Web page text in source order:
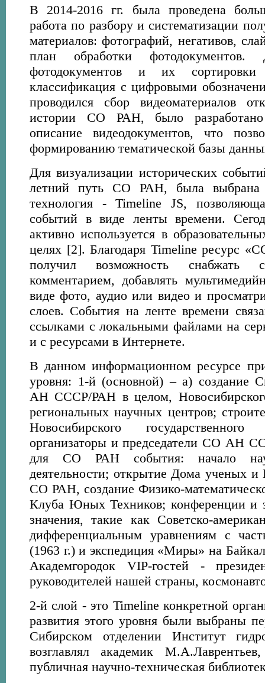
В 2014-2016 гг. была проведена
работа по разбору и систематизации
материалов: фотографий, негативов,
план обработки фотодокументов.
фотодокументов и их сортировки
классификация с цифровыми
проводился сбор видеоматериалов
истории СО РАН, было разработано
описание видеодокументов, что
формированию тематической базы
Для визуализации исторических
летний путь СО РАН, была выбрана
технология - Timeline JS,
событий в виде ленты времени.
активно используется в
целях [2]. Благодаря Timeline ресурс
получил возможность снабжать
комментарием, добавлять
виде фото, аудио или видео и
слоев. События на ленте времени
ссылками с локальными файлами на
и с ресурсами в Интернете.
В данном информационном ресурсе
уровня: 1-й (основной) – а) создание
АН СССР/РАН в целом,
региональных научных центров;
Новосибирского
организаторы и председатели СО АН
для СО РАН события: начало
деятельности; открытие Дома ученых и
СО РАН, создание Физико-
Клуба Юных Техников; конференции и
значения, такие как Советско-
дифференциальным уравнениям с
(1963 г.) и экспедиция «Миры» на
Академгородок VIP-гостей -
руководителей нашей страны,
2-й слой - это Timeline конкретной
развития этого уровня были выбраны
Сибирском отделении Институт
возглавлял академик
публичная научно-техническая